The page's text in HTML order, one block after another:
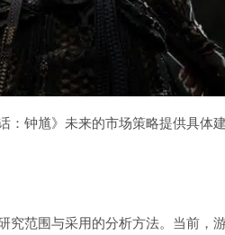
钟馗》未来的市场策略提供具体建
究范围与采用的分析方法。当前，